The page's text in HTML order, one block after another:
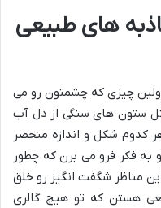
های طبیعی
چیزی که چشمتون رو می
ستون های سنگی از دل آب
کدوم شکل و اندازه منحصر
به فکر فرو می برن که چطور
مناظر شگفت انگیز رو خلق
هستن که تو هیچ گالری